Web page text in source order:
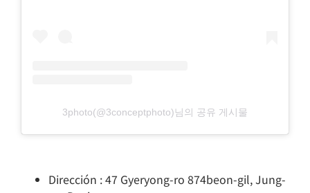
3photo(@3conceptphoto)님의 공유 게시물
Dirección : 47 Gyeryong-ro 874beon-gil, Jung-